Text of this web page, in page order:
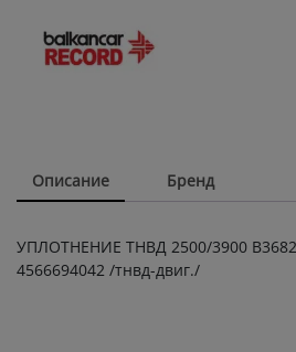
Описание Бренд
УПЛОТНЕНИЕ ТНВД 2500/3900
4566694042 /тнвд-двиг./